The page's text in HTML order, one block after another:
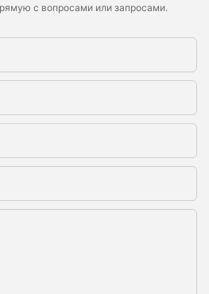
с вопросами или запросами.